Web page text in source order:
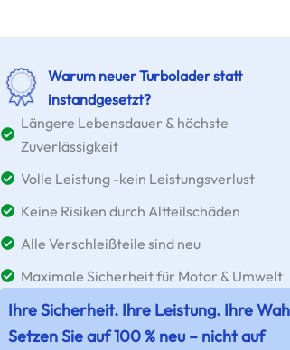
Warum neuer Turbolader statt
instandgesetzt?
Längere Lebensdauer & höchste
Zuverlässigkeit
Volle Leistung -kein Leistungsverlust
Keine Risiken durch Altteilschäden
Alle Verschleißteile sind neu
Maximale Sicherheit für Motor & Umwelt
Ihre Sicherheit. Ihre Leistung. Ihre
Setzen Sie auf 100 % neu – nicht auf